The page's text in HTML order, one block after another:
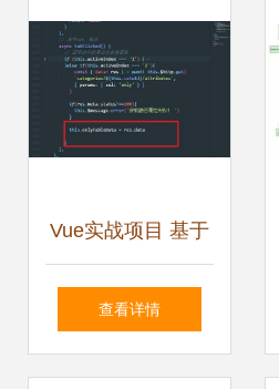
Vue实战项目 基于
Element UI的电商
查看详情